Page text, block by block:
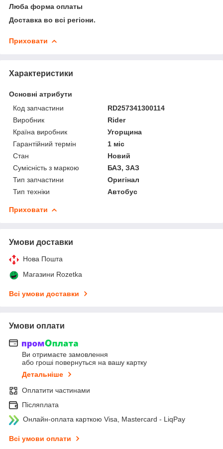
Люба форма оплаты
Доставка во всі регіони.
Приховати
Характеристики
Основні атрибути
Код запчастини
RD257341300114
Виробник
Rider
Країна виробник
Угорщина
Гарантійний термін
1 міс
Стан
Новий
Сумісність з маркою
БАЗ, ЗАЗ
Тип запчастини
Оригінал
Тип техніки
Автобус
Приховати
Умови доставки
Нова Пошта
Магазини Rozetka
Всі умови доставки
Умови оплати
Ви отримаєте замовлення
або гроші повернуться на вашу картку
Детальніше
Оплатити частинами
Післяплата
Онлайн-оплата карткою Visa, Mastercard - LiqPay
Всі умови оплати